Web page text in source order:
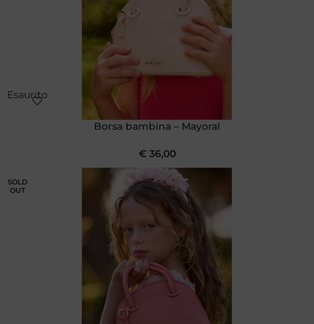
Esaurito
Borsa bambina – Mayoral
€36,00
SOLD
OUT